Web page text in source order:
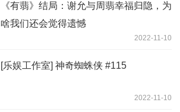
《有翡》结局：谢允与周翡幸福归隐，为
啥我们还会觉得遗憾
2022-11-10
[乐娱工作室] 神奇蜘蛛侠 #115
2022-11-10